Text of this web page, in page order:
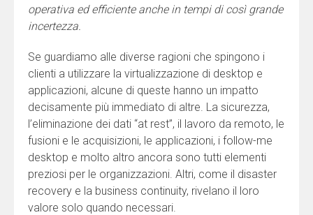
operativa ed efficiente anche in tempi di così grande
incertezza.
Se guardiamo alle diverse ragioni che spingono i
clienti a utilizzare la virtualizzazione di desktop e
applicazioni, alcune di queste hanno un impatto
decisamente più immediato di altre. La sicurezza,
l’eliminazione dei dati “at rest”, il lavoro da remoto, le
fusioni e le acquisizioni, le applicazioni, i follow-me
desktop e molto altro ancora sono tutti elementi
preziosi per le organizzazioni. Altri, come il disaster
recovery e la business continuity, rivelano il loro
valore solo quando necessari.